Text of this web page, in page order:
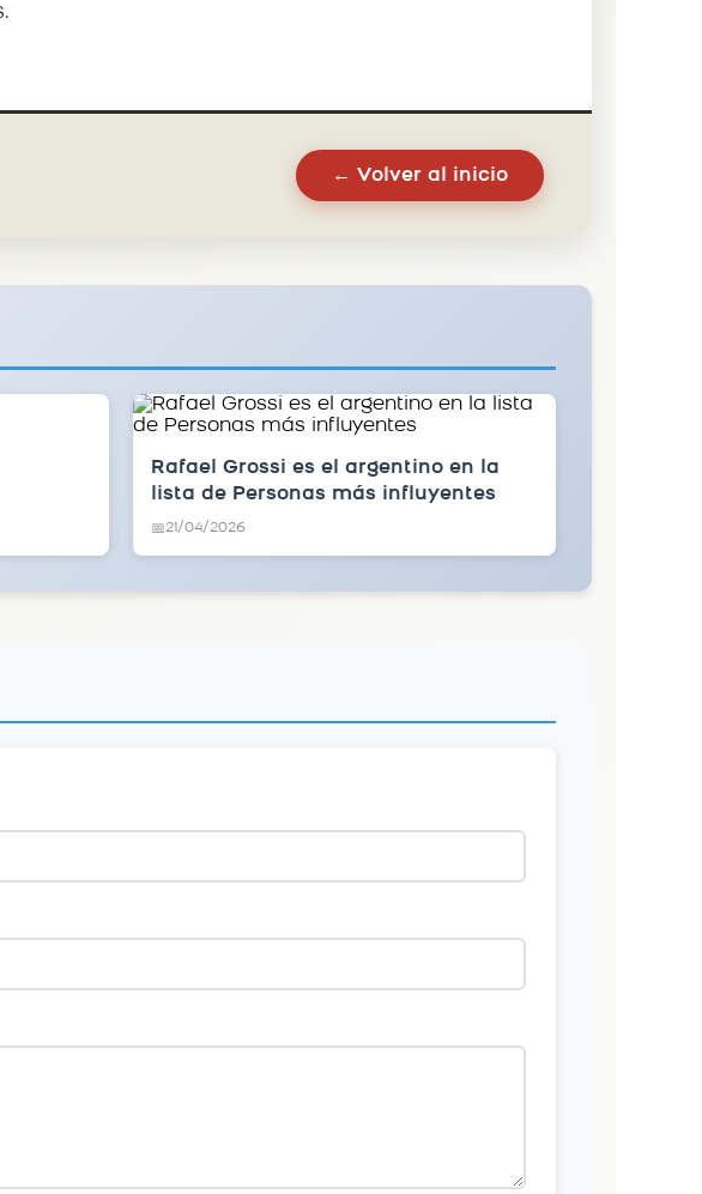
← Volver al inicio
Rafael Grossi es el argentino en la
lista de Personas más influyentes
📅21/04/2026